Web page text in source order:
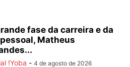
fase da carreira e da
Matheus
!Yoba - 4 de agosto de 2026